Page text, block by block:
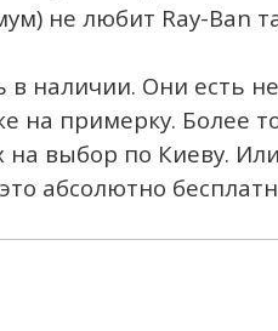
не любит Ray-Ban
наличии. Они есть
примерку. Более
выбор по Киеву.
абсолютно